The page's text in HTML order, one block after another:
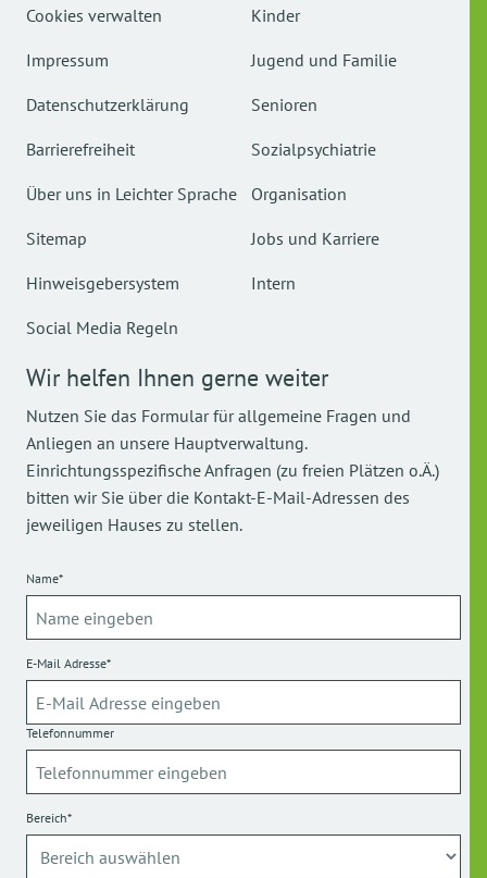
Cookies verwalten
Impressum
Datenschutzerklärung
Barrierefreiheit
Über uns in Leichter Sprache
Sitemap
Hinweisgebersystem
Social Media Regeln
Kinder
Jugend und Familie
Senioren
Sozialpsychiatrie
Organisation
Jobs und Karriere
Intern
Wir helfen Ihnen gerne weiter
Nutzen Sie das Formular für allgemeine Fragen und
Anliegen an unsere Hauptverwaltung.
Einrichtungsspezifische Anfragen (zu freien Plätzen o.Ä.)
bitten wir Sie über die Kontakt-E-Mail-Adressen des
jeweiligen Hauses zu stellen.
Name*
E-Mail Adresse*
Telefonnummer
Bereich*